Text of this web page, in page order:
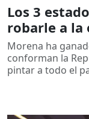
Los 3
robarle a la
Morena ha
conforman la
pintar a todo el